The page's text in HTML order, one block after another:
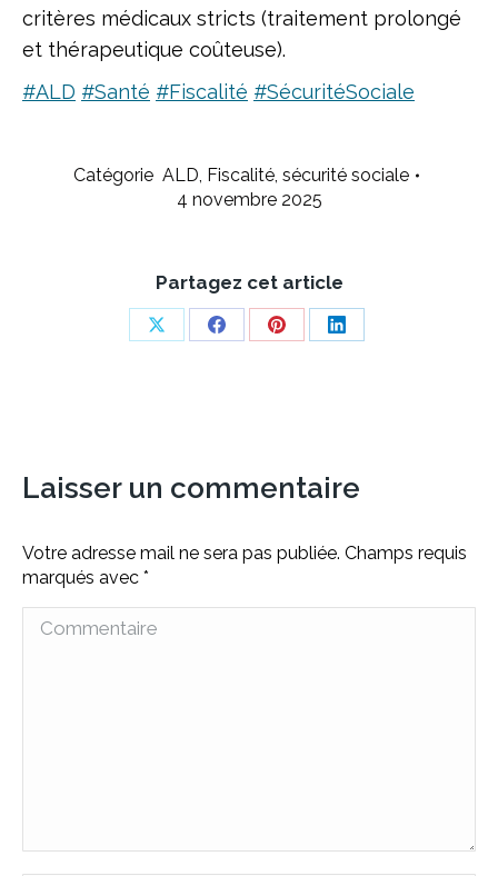
critères médicaux stricts (traitement prolongé
et thérapeutique coûteuse).
#ALD #Santé #Fiscalité #SécuritéSociale
Catégorie ALD, Fiscalité, sécurité sociale
4 novembre 2025
Partagez cet article
Share
Share
Share
Share
Laisser un commentaire
Votre adresse mail ne sera pas publiée. Champs requis
marqués avec *
Commentaire